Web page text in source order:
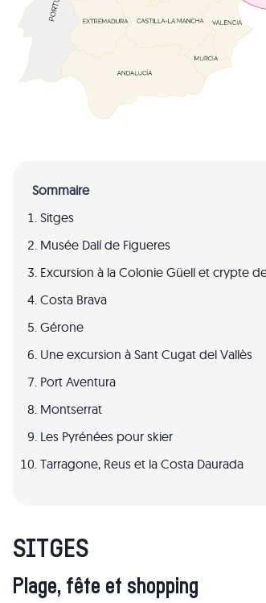
Sommaire
Sitges
Musée Dalí de Figueres
Excursion à la Colonie Güell et crypte
Costa Brava
Gérone
Une excursion à Sant Cugat del Vallès
Port Aventura
Montserrat
Les Pyrénées pour skier
Tarragone, Reus et la Costa Daurada
SITGES
Plage, fête et shopping